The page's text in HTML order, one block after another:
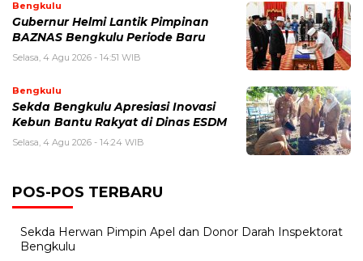
Bengkulu
Gubernur Helmi Lantik Pimpinan
BAZNAS Bengkulu Periode Baru
Selasa, 4 Agu 2026 - 14:51 WIB
Bengkulu
Sekda Bengkulu Apresiasi Inovasi
Kebun Bantu Rakyat di Dinas ESDM
Selasa, 4 Agu 2026 - 14:24 WIB
POS-POS TERBARU
Sekda Herwan Pimpin Apel dan Donor Darah Inspektorat
Bengkulu